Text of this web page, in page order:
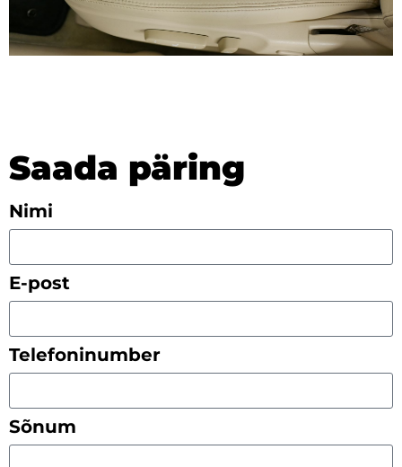
Saada päring
Nimi
E-post
Telefoninumber
Sõnum